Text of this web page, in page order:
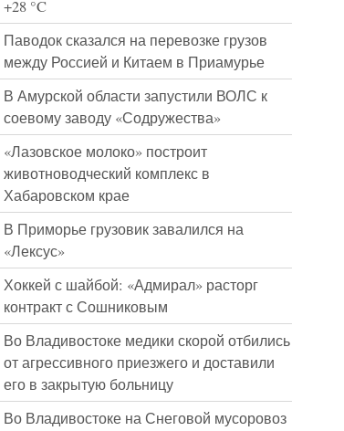
+28 °C
Паводок сказался на перевозке грузов
между Россией и Китаем в Приамурье
В Амурской области запустили ВОЛС к
соевому заводу «Содружества»
«Лазовское молоко» построит
животноводческий комплекс в
Хабаровском крае
В Приморье грузовик завалился на
«Лексус»
Хоккей с шайбой: «Адмирал» расторг
контракт с Сошниковым
Во Владивостоке медики скорой отбились
от агрессивного приезжего и доставили
его в закрытую больницу
Во Владивостоке на Снеговой мусоровоз